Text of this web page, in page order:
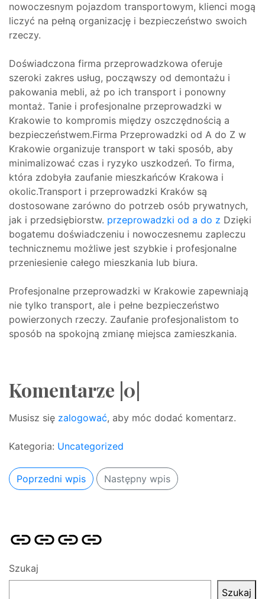
nowoczesnym pojazdom transportowym, klienci mogą
liczyć na pełną organizację i bezpieczeństwo swoich
rzeczy.
Doświadczona firma przeprowadzkowa oferuje
szeroki zakres usług, począwszy od demontażu i
pakowania mebli, aż po ich transport i ponowny
montaż. Tanie i profesjonalne przeprowadzki w
Krakowie to kompromis między oszczędnością a
bezpieczeństwem.Firma Przeprowadzki od A do Z w
Krakowie organizuje transport w taki sposób, aby
minimalizować czas i ryzyko uszkodzeń. To firma,
która zdobyła zaufanie mieszkańców Krakowa i
okolic.Transport i przeprowadzki Kraków są
dostosowane zarówno do potrzeb osób prywatnych,
jak i przedsiębiorstw. przeprowadzki od a do z Dzięki
bogatemu doświadczeniu i nowoczesnemu zapleczu
technicznemu możliwe jest szybkie i profesjonalne
przeniesienie całego mieszkania lub biura.
Profesjonalne przeprowadzki w Krakowie zapewniają
nie tylko transport, ale i pełne bezpieczeństwo
powierzonych rzeczy. Zaufanie profesjonalistom to
sposób na spokojną zmianę miejsca zamieszkania.
Komentarze |0|
Musisz się zalogować, aby móc dodać komentarz.
Kategoria: Uncategorized
Poprzedni wpis Następny wpis
Strona
główna
Pozycjonowanie
Stron
SKLEP
SEO
BLOG
Szukaj
Szukaj